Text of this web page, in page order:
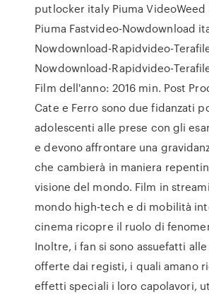
putlocker italy Piuma VideoWeed
Piuma Fastvideo-Nowdownload
Nowdownload-Rapidvideo-
Nowdownload-Rapidvideo-
Film dell'anno: 2016 min. Post
Cate e Ferro sono due fidanzati
adolescenti alle prese con gli
e devono affrontare una
che cambierà in maniera
visione del mondo. Film in
mondo high-tech e di mobilità
cinema ricopre il ruolo di
Inoltre, i fan si sono assuefatti
offerte dai registi, i quali amano
effetti speciali i loro capolavori,